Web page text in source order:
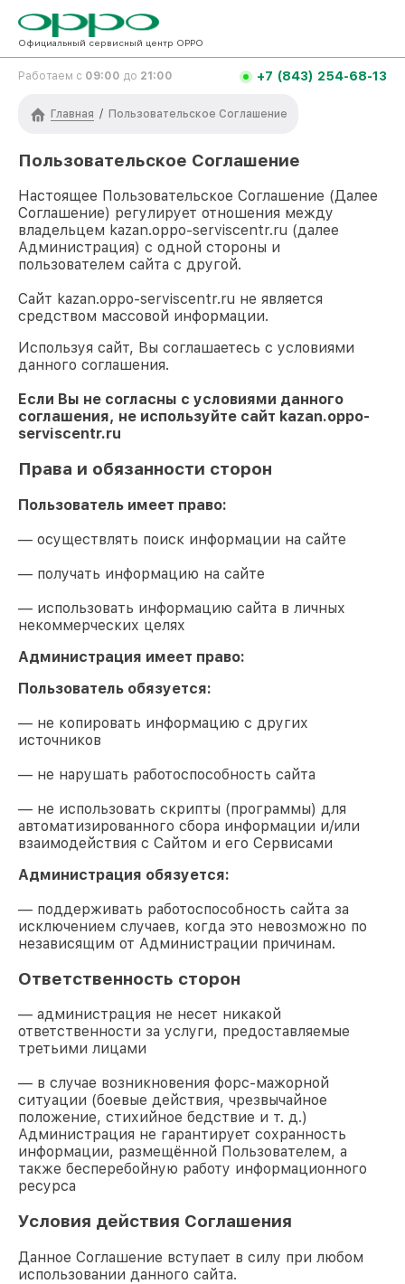
Официальный сервисный центр OPPO
Работаем с 09:00 до 21:00 +7 (843) 254-68-13
Главная / Пользовательское Соглашение
Пользовательское Соглашение
Настоящее Пользовательское Соглашение (Далее
Соглашение) регулирует отношения между
владельцем kazan.oppo-serviscentr.ru (далее
Администрация) с одной стороны и
пользователем сайта с другой.
Сайт kazan.oppo-serviscentr.ru не является
средством массовой информации.
Используя сайт, Вы соглашаетесь с условиями
данного соглашения.
Если Вы не согласны с условиями данного
соглашения, не используйте сайт kazan.oppo-
serviscentr.ru
Права и обязанности сторон
Пользователь имеет право:
— осуществлять поиск информации на сайте
— получать информацию на сайте
— использовать информацию сайта в личных
некоммерческих целях
Администрация имеет право:
Пользователь обязуется:
— не копировать информацию с других
источников
— не нарушать работоспособность сайта
— не использовать скрипты (программы) для
автоматизированного сбора информации и/или
взаимодействия с Сайтом и его Сервисами
Администрация обязуется:
— поддерживать работоспособность сайта за
исключением случаев, когда это невозможно по
независящим от Администрации причинам.
Ответственность сторон
— администрация не несет никакой
ответственности за услуги, предоставляемые
третьими лицами
— в случае возникновения форс-мажорной
ситуации (боевые действия, чрезвычайное
положение, стихийное бедствие и т. д.)
Администрация не гарантирует сохранность
информации, размещённой Пользователем, а
также бесперебойную работу информационного
ресурса
Условия действия Соглашения
Данное Соглашение вступает в силу при любом
использовании данного сайта.